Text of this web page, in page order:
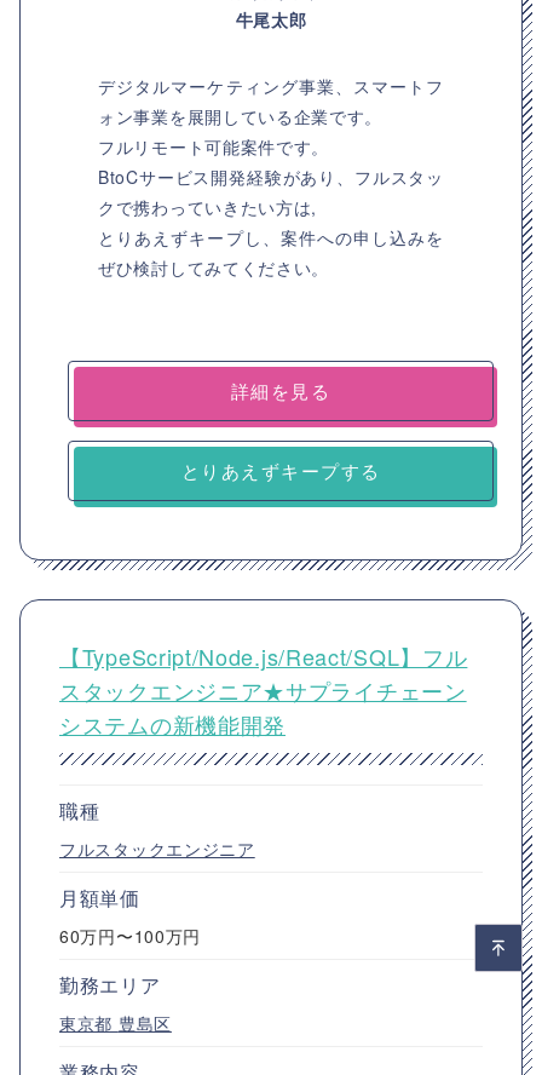
牛尾太郎
デジタルマーケティング事業、スマートフ
ォン事業を展開している企業です。
フルリモート可能案件です。
BtoCサービス開発経験があり、フルスタッ
クで携わっていきたい方は,
とりあえずキープし、案件への申し込みを
ぜひ検討してみてください。
詳細を見る
とりあえずキープする
【TypeScript/Node.js/React/SQL】フル
スタックエンジニア★サプライチェーン
システムの新機能開発
職種
フルスタックエンジニア
月額単価
60万円〜100万円
勤務エリア
東京都 豊島区